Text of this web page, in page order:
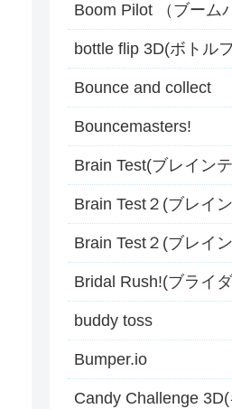
Boom Pilot （ブーム
bottle flip 3D(ボトル
Bounce and collect
Bouncemasters!
Brain Test(ブレイン
Brain Test２(ブレイ
Brain Test２(ブレイ
Bridal Rush!(ブライ
buddy toss
Bumper.io
Candy Challenge